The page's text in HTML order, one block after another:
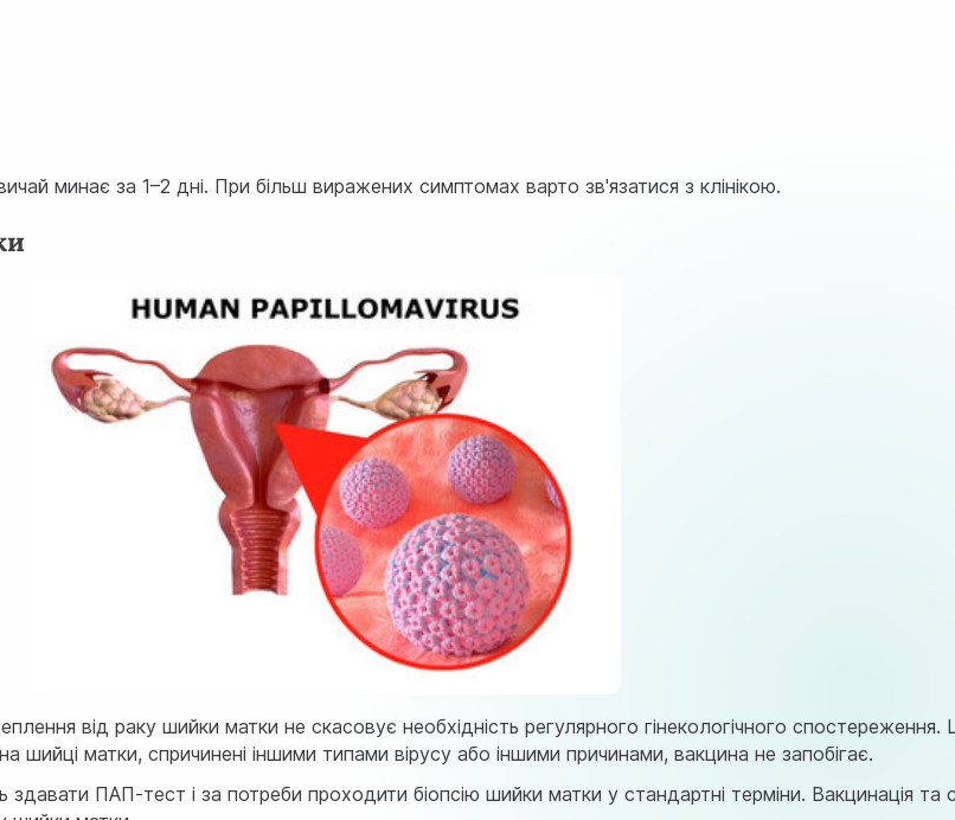
минає за 1–2 дні. При більш виражених симптомах варто зв'язатися з клінікою.
від раку шийки матки не скасовує необхідність регулярного гінекологічного спостереження.
матки, спричинені іншими типами вірусу або іншими причинами, вакцина не запобігає.
здавати ПАП-тест і за потреби проходитибіопсію шийки матки у стандартні терміни. Вакцинація